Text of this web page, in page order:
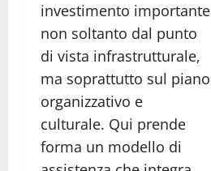
investimento importante
non soltanto dal punto
di vista infrastrutturale,
ma soprattutto sul piano
organizzativo e
culturale. Qui prende
forma un modello di